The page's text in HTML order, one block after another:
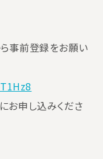
事前登録をお願い
お申し込みくださ